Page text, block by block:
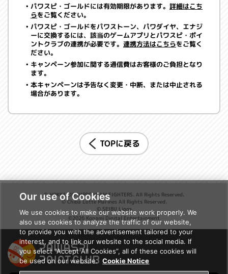
パワスピ・ゴールドには有効期限があります。 詳細はこち
らをご覧ください。
パワスピ・ゴールドをパワストーン、パワダイヤ、エナジ
ーに交換するには、該当のゲームアプリとパワスピ・ポイ
ントクラブの連携が必要です。 連携方法はこちらをご覧く
ださい。
キャンペーン参加に関する通信費はお客様のご負担となり
ます。
本キャンペーンは予告なく変更・中断、または中止される
場合があります。
TOPに戻る
© HOKKAIDO NIPPONHAM FIGHTERS. All Rights Reserved.
© Chiba Lotte Marines All Rights Reserved.
© SEIBU Lions
©2026 Konami Digital Entertainment
Our use of Cookies
We use cookies to make our website work properly. We
also use cookies to analyze the traffic of our website,
to provide you with the advertisement tailored to your
interest, and to link our website to the social media. If
you select “Accept All Cookies”, all of these cookies will
be used on our website. Cookie Notice